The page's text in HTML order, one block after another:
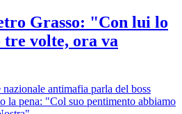
Grasso: "Con lui lo
tre volte, ora va
antimafia parla del boss
la pena: "Col suo pentimento abbiamo